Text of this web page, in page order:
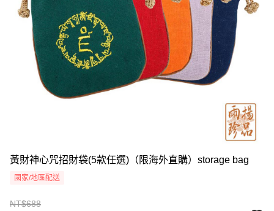
黃財神心咒招財袋(5款任選)（限海外直購）storage bag
國家/地區配送
NT$688